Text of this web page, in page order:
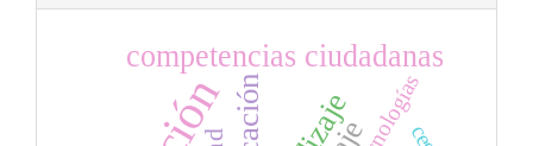
competencias ciudadanas
Tecnologías